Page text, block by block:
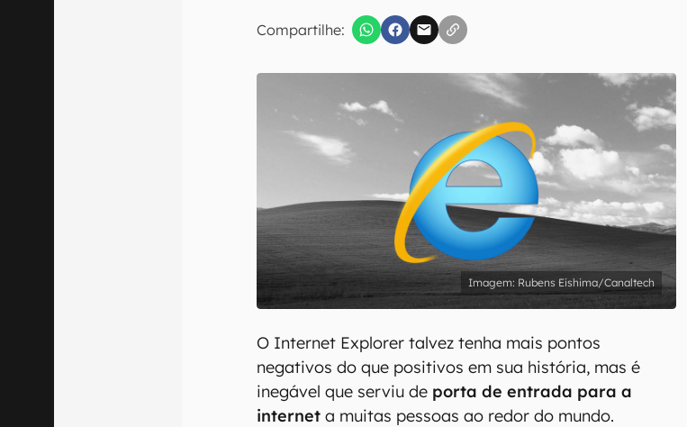
Compartilhe:
inscreva-se
Confirmo que li, aceito e concordo com os Termos de Uso e
Rubens Eishima/Canaltech
O Internet Explorer talvez tenha mais pontos
negativos do que positivos em sua história, mas é
inegável que serviu de porta de entrada para a
internet a muitas pessoas ao redor do mundo.